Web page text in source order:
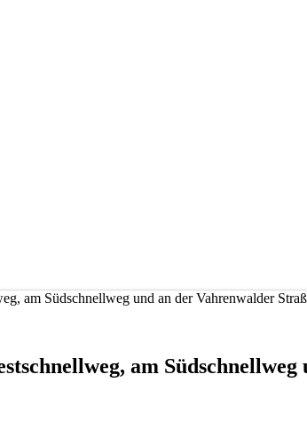
am Südschnellweg und an der Vahrenwalder
am